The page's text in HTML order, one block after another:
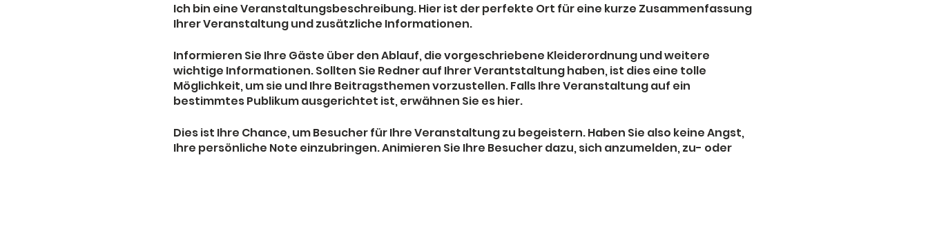
Ich bin eine Veranstaltungsbeschreibung. Hier ist der perfekte Ort für eine kurze Zusammenfassung
Ihrer Veranstaltung und zusätzliche Informationen.
Informieren Sie Ihre Gäste über den Ablauf, die vorgeschriebene Kleiderordnung und weitere
wichtige Informationen. Sollten Sie Redner auf Ihrer Verantstaltung haben, ist dies eine tolle
Möglichkeit, um sie und Ihre Beitragsthemen vorzustellen. Falls Ihre Veranstaltung auf ein
bestimmtes Publikum ausgerichtet ist, erwähnen Sie es hier.
Dies ist Ihre Chance, um Besucher für Ihre Veranstaltung zu begeistern. Haben Sie also keine Angst,
Ihre persönliche Note einzubringen. Animieren Sie Ihre Besucher dazu, sich anzumelden, zu- oder